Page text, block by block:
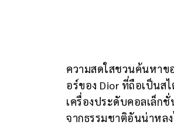
ความสดใสชวนค้นหาข
อร์ของ Dior ที่ถือเป็น
เครื่องประดับคอลเล็กชั่
จากธรรมชาติอันน่าหล